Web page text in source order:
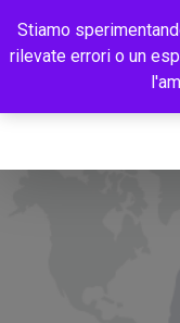
Stiamo
rilevate errori o un